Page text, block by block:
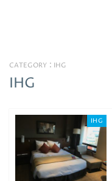
CATEGORY：IHG
IHG
IHG